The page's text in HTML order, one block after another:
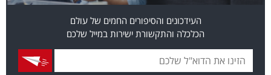
העידכונים והסיפורים החמים של עולם
הכלכלה והתקשורת ישירות במייל שלכם